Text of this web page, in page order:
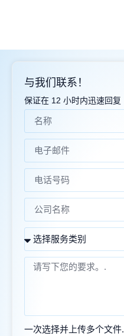
与我们联系！
保证在 12 小时内迅速回复
一次选择并上传多个文件.